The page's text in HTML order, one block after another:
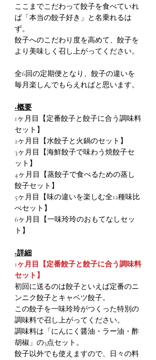
ここまでこだわって餃子を食べていれ
ば「本当の餃子好き」と名乗れるは
ず。
餃子へのこだわり度を高めて、餃子を
より美味しく召し上がってください。
全6回の定期便となり、餃子の違いを
毎月楽しんでもらえればと思います。
■概要
1ヶ月目【定番餃子と餃子に合う調味料
セット】
2ヶ月目【水餃子と火鍋のセット】
3ヶ月目【海鮮餃子で味わう焼餃子セ
ット】
4ヶ月目【蒸餃子で食べるための蒸し
餃子セット】
5ヶ月目【味の違いを楽しむ全12種味比
べセット】
6ヶ月目【一味玲玲のおもてなしセッ
ト】
■詳細
1ヶ月目【定番餃子と餃子に合う調味料
セット】
初回に送るのは餃子といえば定番のニ
ンニク餃子とキャベツ餃子。
この餃子を一味玲玲がつくった特別の
調味料で召し上がってください。
調味料は「にんにく醤油・ラー油・酢
胡椒」の3点セット。
餃子以外でも使えますので、日々の料